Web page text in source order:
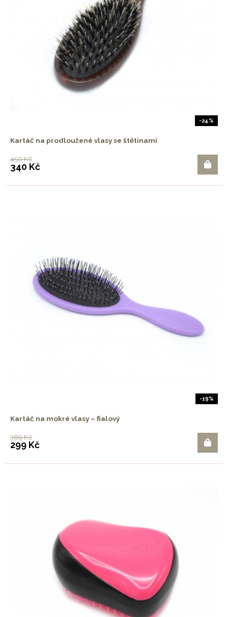
-24%
Kartáč na prodloužené vlasy se štětinami
450 Kč
340 Kč
-19%
Kartáč na mokré vlasy – fialový
369 Kč
299 Kč